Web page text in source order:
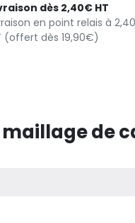
dès 2,40€ HT
en point relais à
(offert dès 19,90€)
de